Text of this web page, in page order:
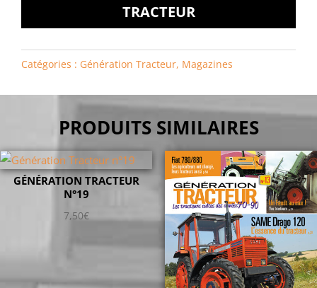
TRACTEUR
Catégories : Génération Tracteur, Magazines
PRODUITS SIMILAIRES
GÉNÉRATION TRACTEUR
N°19
7,50€